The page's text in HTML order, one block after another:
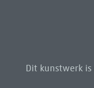
Dit kunstwerk